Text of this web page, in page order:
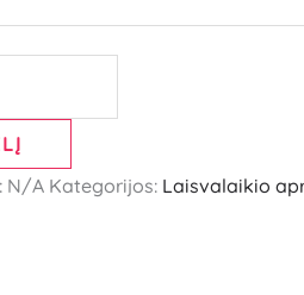
N/A Kategorijos: Laisvalaikio